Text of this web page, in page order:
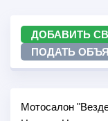
ДОБАВИТЬ
ПОДАТЬ
Мотосалон